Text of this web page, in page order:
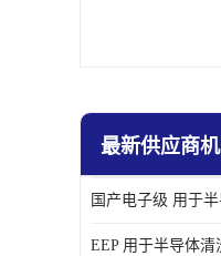
最新供应商机